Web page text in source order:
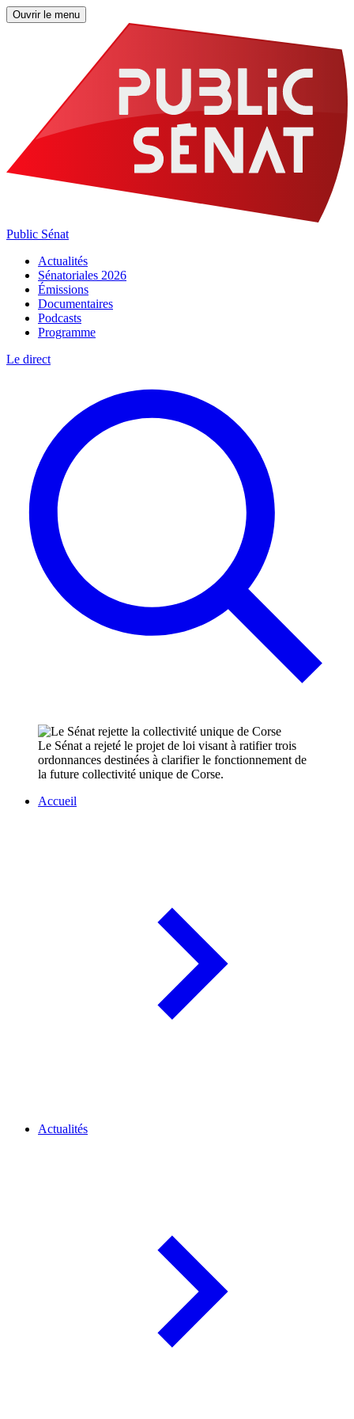
Ouvrir le menu
Public Sénat
Actualités
Sénatoriales 2026
Émissions
Documentaires
Podcasts
Programme
Le direct
Le Sénat a rejeté le projet de loi visant à ratifier trois
ordonnances destinées à clarifier le fonctionnement de
la future collectivité unique de Corse.
Accueil
Actualités